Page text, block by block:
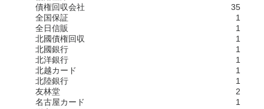
債権回収会社
35
全国保証
1
全日信販
1
北國債権回収
1
北國銀行
1
北洋銀行
1
北越カード
1
北陸銀行
1
友林堂
2
名古屋カード
1